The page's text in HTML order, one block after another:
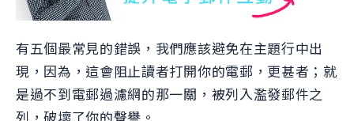
有五個最常見的錯誤，我們應該避免在主題行中出
現，因為，這會阻止讀者打開你的電郵，更甚者；就
是過不到電郵過濾網的那一關，被列入濫發郵件之
列，破壞了你的聲譽。